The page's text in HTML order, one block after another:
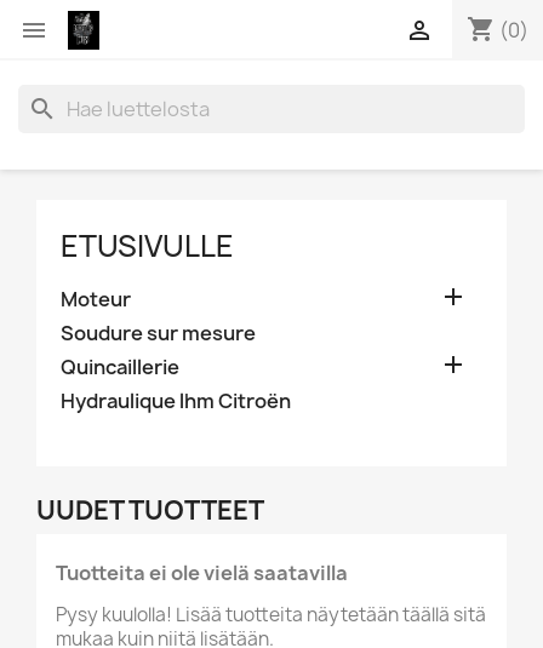
 shopping_cart (0)

search
ETUSIVULLE
Moteur 
Soudure sur mesure
Quincaillerie

Hydraulique lhm Citroën
UUDET TUOTTEET
Tuotteita ei ole vielä saatavilla
Pysy kuulolla! Lisää tuotteita näytetään täällä sitä
mukaa kuin niitä lisätään.